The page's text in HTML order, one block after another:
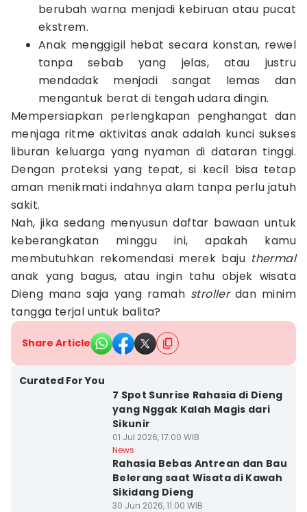
berubah warna menjadi kebiruan atau pucat
ekstrem.
Anak menggigil hebat secara konstan, rewel
tanpa sebab yang jelas, atau justru
mendadak menjadi sangat lemas dan
mengantuk berat di tengah udara dingin.
Mempersiapkan perlengkapan penghangat dan
menjaga ritme aktivitas anak adalah kunci sukses
liburan keluarga yang nyaman di dataran tinggi.
Dengan proteksi yang tepat, si kecil bisa tetap
aman menikmati indahnya alam tanpa perlu jatuh
sakit.
Nah, jika sedang menyusun daftar bawaan untuk
keberangkatan minggu ini, apakah kamu
membutuhkan rekomendasi merek baju thermal
anak yang bagus, atau ingin tahu objek wisata
Dieng mana saja yang ramah strollerdan minim
tangga terjal untuk balita?
Share Article
Curated For You
7 Spot Sunrise Rahasia di Dieng
yang Nggak Kalah Magis dari
Sikunir
01 Jul 2026, 17:00 WIB
News
Rahasia Bebas Antrean dan Bau
Belerang saat Wisata di Kawah
Sikidang Dieng
30 Jun 2026, 11:00 WIB